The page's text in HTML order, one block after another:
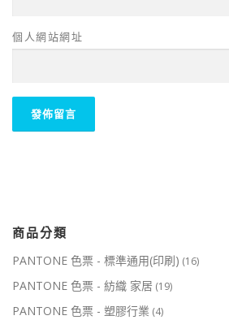
個人網站網址
商品分類
PANTONE 色票 - 標準通用(印刷) (16)
PANTONE 色票 - 紡織 家居 (19)
PANTONE 色票 - 塑膠行業 (4)